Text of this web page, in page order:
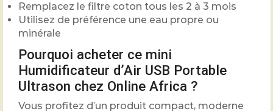
Remplacez le filtre coton tous les 2 à 3 mois
Utilisez de préférence une eau propre ou
minérale
Pourquoi acheter ce mini
Humidificateur d’Air USB Portable
Ultrason chez Online Africa ?
Vous profitez d’un produit compact, moderne